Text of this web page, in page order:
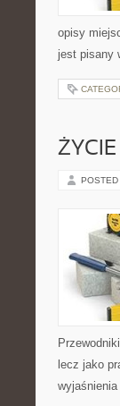
opisy
jest pisany
POSTED
lecz jako